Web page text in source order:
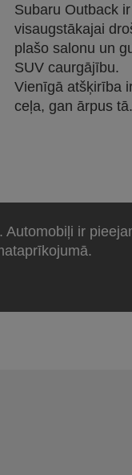
Subaru Outback
visaugstākajai
plašo salonu un
SUV caurgājību.
Vienīgā atšķirība
ceļa, gan ārpus tā.
Automobiļi ir